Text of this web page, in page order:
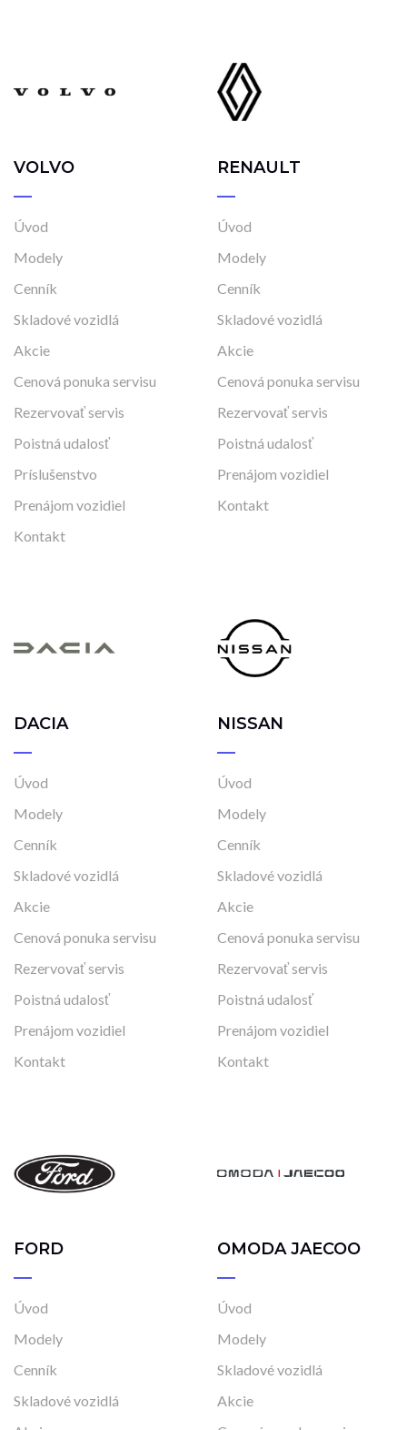
VOLVO
Úvod
Modely
Cenník
Skladové vozidlá
Akcie
Cenová ponuka servisu
Rezervovať servis
Poistná udalosť
Príslušenstvo
Prenájom vozidiel
Kontakt
RENAULT
Úvod
Modely
Cenník
Skladové vozidlá
Akcie
Cenová ponuka servisu
Rezervovať servis
Poistná udalosť
Prenájom vozidiel
Kontakt
DACIA
Úvod
Modely
Cenník
Skladové vozidlá
Akcie
Cenová ponuka servisu
Rezervovať servis
Poistná udalosť
Prenájom vozidiel
Kontakt
NISSAN
Úvod
Modely
Cenník
Skladové vozidlá
Akcie
Cenová ponuka servisu
Rezervovať servis
Poistná udalosť
Prenájom vozidiel
Kontakt
FORD
Úvod
Modely
Cenník
Skladové vozidlá
OMODA JAECOO
Úvod
Modely
Skladové vozidlá
Akcie